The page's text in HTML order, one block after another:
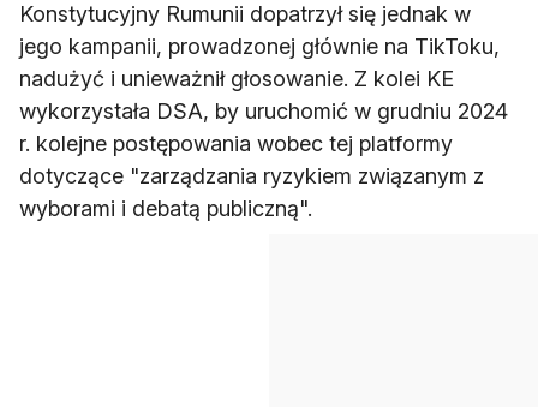
Konstytucyjny Rumunii dopatrzył się jednak w
jego kampanii, prowadzonej głównie na TikToku,
nadużyć i unieważnił głosowanie. Z kolei KE
wykorzystała DSA, by uruchomić w grudniu 2024
r. kolejne postępowania wobec tej platformy
dotyczące "zarządzania ryzykiem związanym z
wyborami i debatą publiczną".